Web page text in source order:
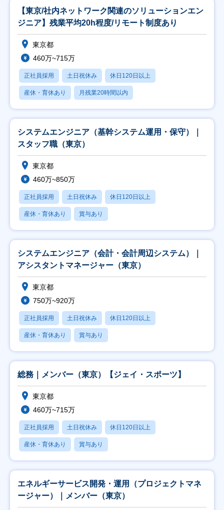
【東京/社内ネットワーク関連のソリューションエン
ジニア】残業平均20h程度/リモート制度あり
東京都
460万~715万
正社員採用 土日祝休み 休日120日以上
産休・育休あり 月残業20時間以内
システムエンジニア（基幹システム運用・保守）｜
スタッフ職（東京）
東京都
460万~850万
正社員採用 土日祝休み 休日120日以上
産休・育休あり 賞与あり
システムエンジニア（会計・会計周辺システム）｜
アシスタントマネージャー（東京）
東京都
750万~920万
正社員採用 土日祝休み 休日120日以上
産休・育休あり 賞与あり
総務｜メンバー（東京）【ジェイ・スポーツ】
東京都
460万~715万
正社員採用 土日祝休み 休日120日以上
産休・育休あり 賞与あり
エネルギーサービス開発・運用（プロジェクトマネ
ージャー）｜メンバー（東京）